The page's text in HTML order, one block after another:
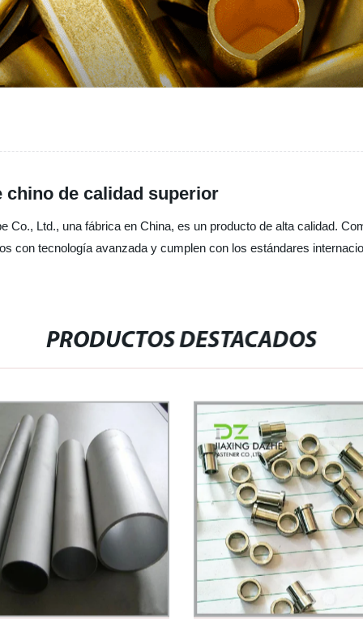
chino de calidad superior
Co., Ltd., una fábrica en China, es un producto de alta calidad.
con tecnología avanzada y cumplen con los estándares
PRODUCTOS DESTACADOS